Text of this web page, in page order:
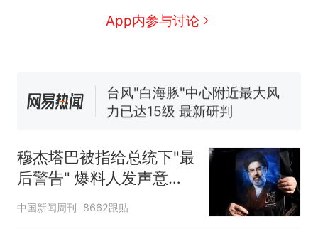
App内参与讨论
人生
新 费大厨“全国小炒肉大王”称
号，仅凭视频评出？中国烹饪
了……
台风"白海豚"中心附近最大风
力已达15级 最新研判
试前13名均遭淘汰？教育局：
已叫停招聘，成立调查组全面
核查
笔试第一被第二名传话劝弃考
官方通报
热
那个在床头放菜刀的女孩，
穆杰塔巴被指给总统下"最
后警告" 爆料人发声意味
深长
中国新闻周刊 8662跟贴